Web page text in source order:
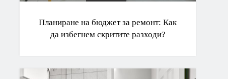
Планиране на бюджет за ремонт: Как
да избегнем скритите разходи?